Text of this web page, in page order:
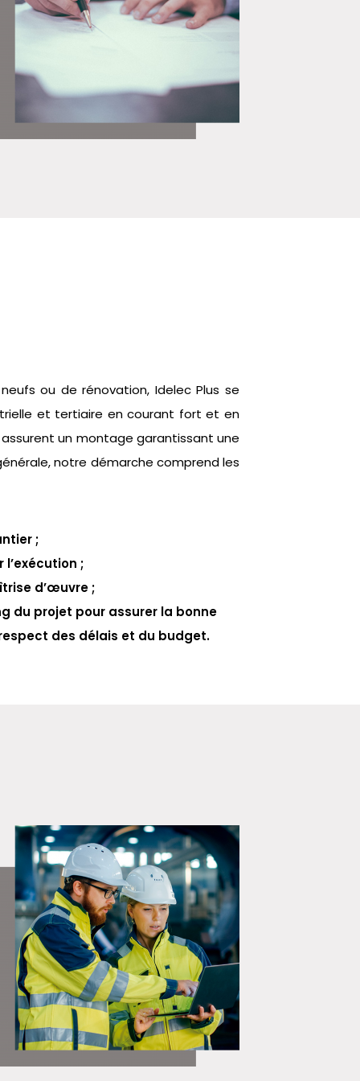
ou de rénovation, Idelec Plus se
et tertiaire en courant fort et en
un montage garantissant une
notre démarche comprend les
;
;
d’œuvre ;
du projet pour assurer la bonne
des délais et du budget.